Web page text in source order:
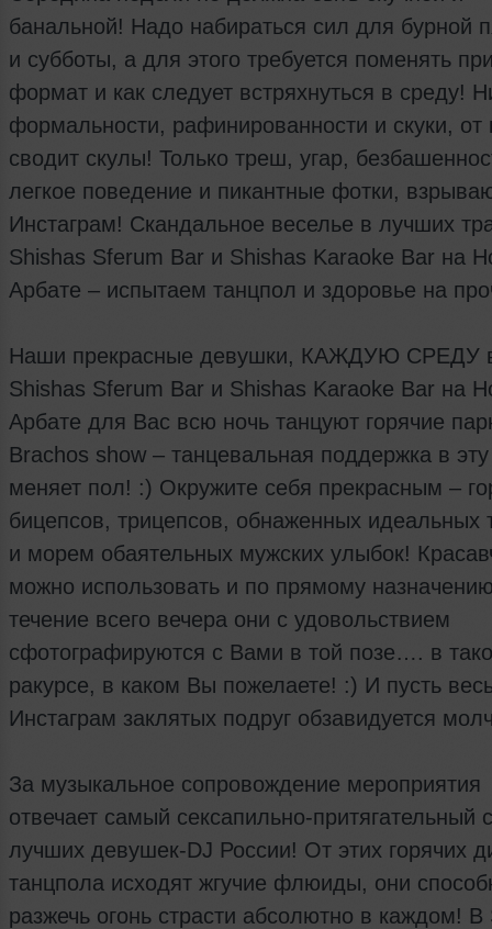
банальной! Надо набираться сил для бурной
и субботы, а для этого требуется поменять
формат и как следует встряхнуться в среду!
формальности, рафинированности и скуки, от
сводит скулы! Только треш, угар,
легкое поведение и пикантные фотки,
Инстаграм! Скандальное веселье в лучших
Shishas Sferum Bar и Shishas Karaoke Bar на
Арбате – испытаем танцпол и здоровье на
Наши прекрасные девушки, КАЖДУЮ СРЕДУ
Shishas Sferum Bar и Shishas Karaoke Bar на
Арбате для Вас всю ночь танцуют горячие
Brachos show – танцевальная поддержка в
меняет пол! :) Окружите себя прекрасным –
бицепсов, трицепсов, обнаженных идеальных
и морем обаятельных мужских улыбок!
можно использовать и по прямому
течение всего вечера они с удовольствием
сфотографируются с Вами в той позе…. в
ракурсе, в каком Вы пожелаете! :) И пусть
Инстаграм заклятых подруг обзавидуется
За музыкальное сопровождение мероприятия
отвечает самый сексапильно-притягательный
лучших девушек-DJ России! От этих горячих
танцпола исходят жгучие флюиды, они
разжечь огонь страсти абсолютно в каждом! В